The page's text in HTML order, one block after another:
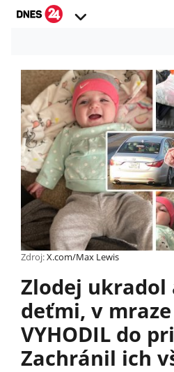
Zdroj:X.com/Max Lewis
Zlodej ukradol
deťmi, v
VYHODIL do
Zachránil ich